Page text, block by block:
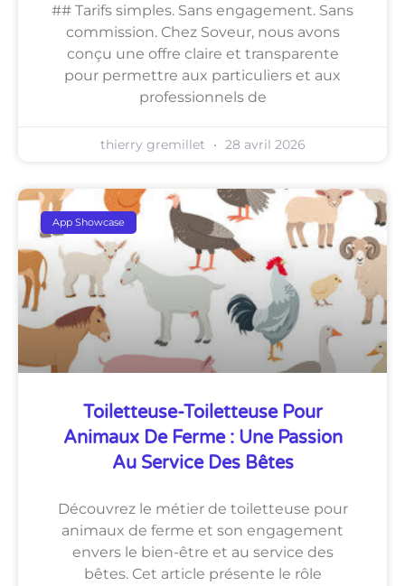
## Tarifs simples. Sans engagement. Sans
commission. Chez Soveur, nous avons
conçu une offre claire et transparente
pour permettre aux particuliers et aux
professionnels de
thierry gremillet 28 avril 2026
App Showcase
Toiletteuse-Toiletteuse Pour
Animaux De Ferme : Une Passion
Au Service Des Bêtes
Découvrez le métier de toiletteuse pour
animaux de ferme et son engagement
envers le bien-être et au service des
bêtes. Cet article présente le rôle